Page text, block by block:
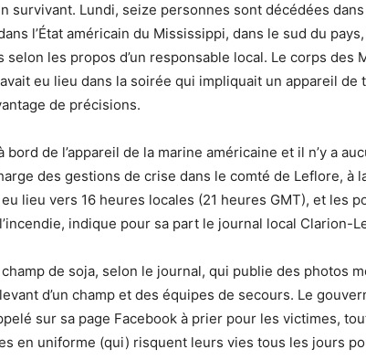
survivant. Lundi, seize personnes sont décédées dans
l’État américain du Mississippi, dans le sud du
les propos d’un responsable local. Le corps des
eu lieu dans la soirée qui impliquait un appareil de
de précisions.
de l’appareil de la marine américaine et il n’y a
des gestions de crise dans le comté de Leflore, à
eu lieu vers 16 heures locales (21 heures GMT), et les
indique pour sa part le journal local Clarion-
champ de soja, selon le journal, qui publie des photos
d’un champ et des équipes de secours. Le
sur sa page Facebook à prier pour les victimes,
en uniforme (qui) risquent leurs vies tous les jours